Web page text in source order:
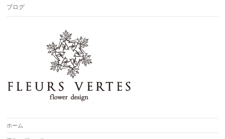
ブログ
ホーム